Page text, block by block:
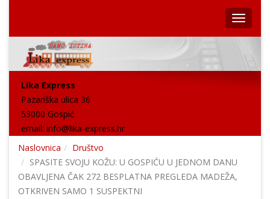
Lika Express
Pazariška ulica 36
53000 Gospić
email: info@lika-express.hr
Naslovnica
Društvo
SPASITE SVOJU KOŽU: U GOSPIĆU U JEDNOM DANU
OBAVLJENA ČAK 272 BESPLATNA PREGLEDA MADEŽA,
OTKRIVEN SAMO 1 SUSPEKTNI